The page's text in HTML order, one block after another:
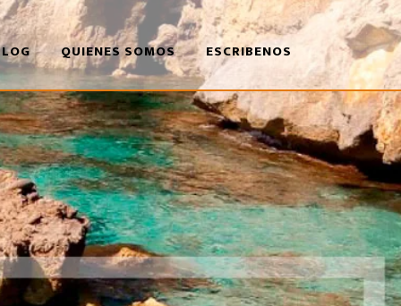
QUIENES SOMOS ESCRIBENOS